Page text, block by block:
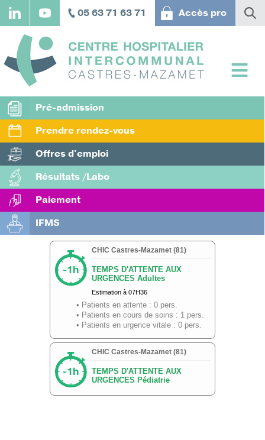
Aller
principal
05 63 71 63 71 Accès pro
Pré-admission
Prendre rendez-vous
Offres d'emploi
Résultats /Labo
Paiement
IFMS